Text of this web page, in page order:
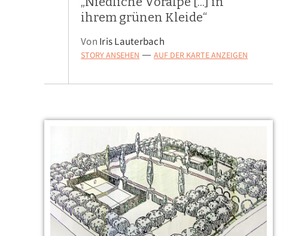
ihrem grünen Kleide“
Von Iris Lauterbach
STORY ANSEHEN — AUF DER KARTE ANZEIGEN